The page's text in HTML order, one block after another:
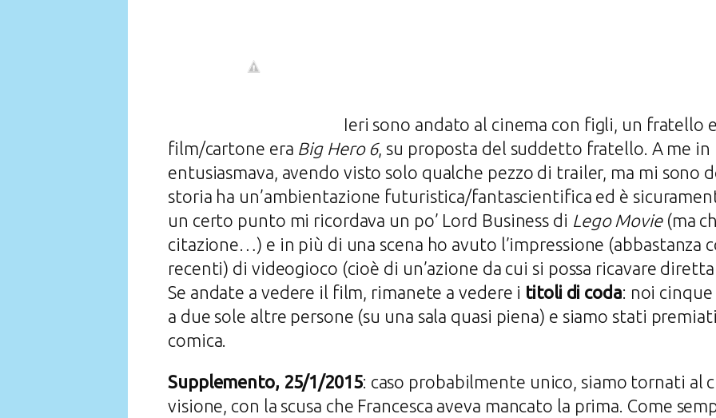
Ieri sono andato al cinema con figli, un fratello
film/cartone era Big Hero 6, su proposta del suddetto fratello. A me in
entusiasmava, avendo visto solo qualche pezzo di trailer, ma mi sono
storia ha un’ambientazione futuristica/fantascientifica ed è
un certo punto mi ricordava un po’ Lord Business di Lego Movie(ma
citazione…) e in più di una scena ho avuto l’impressione (abbastanza
recenti) di videogioco (cioè di un’azione da cui si possa ricavare
Se andate a vedere il film, rimanete a vedere i titoli di coda: noi
a due sole altre persone (su una sala quasi piena) e siamo stati
comica.
Supplemento, 25/1/2015: caso probabilmente unico, siamo tornati al
visione, con la scusa che Francesca aveva mancato la prima. Come